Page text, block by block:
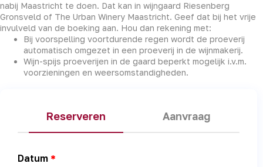
nabij Maastricht te doen. Dat kan in wijngaard Riesenberg
Gronsveld of The Urban Winery Maastricht. Geef dat bij het vrije
invulveld van de boeking aan. Hou dan rekening met:
Bij voorspelling voortdurende regen wordt de proeverij
automatisch omgezet in een proeverij in de wijnmakerij.
Wijn-spijs proeverijen in de gaard beperkt mogelijk i.v.m.
voorzieningen en weersomstandigheden.
Reserveren Aanvraag
Datum